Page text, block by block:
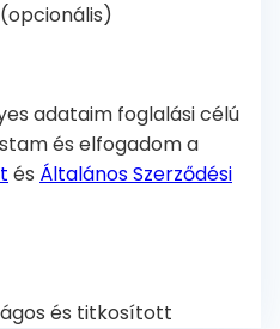
(opcionális)
adataim foglalási célú
és elfogadom a
és Általános Szerződési
és titkosított